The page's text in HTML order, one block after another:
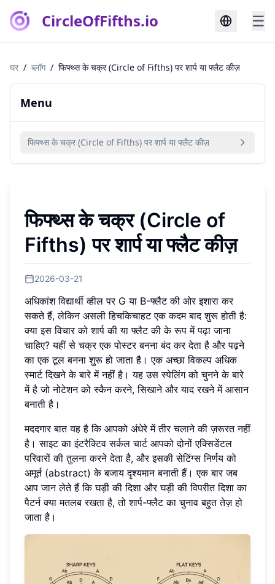
CircleOfFifths.io ☰
घर / ब्लॉग / फिफ्थ्स के चक्र (Circle of Fifths) पर शार्प या फ्लैट कीज़
Menu
फिफ्थ्स के चक्र (Circle of Fifths) पर शार्प या फ्लैट कीज़
फिफ्थ्स के चक्र (Circle of
Fifths) पर शार्प या फ्लैट कीज़
2026-03-21
अधिकांश विद्यार्थी व्हील पर G या B-फ्लैट की ओर इशारा कर
सकते हैं, लेकिन असली हिचकिचाहट एक कदम बाद शुरू होती है:
क्या इस विचार को शार्प की या फ्लैट की के रूप में पढ़ा जाना
चाहिए? यहीं से चक्र एक पोस्टर बनना बंद कर देता है और पढ़ने
का एक टूल बनना शुरू हो जाता है। एक अच्छा विकल्प अधिक
स्मार्ट दिखने के बारे में नहीं है। यह उस स्पेलिंग को चुनने के बारे
में है जो नोटेशन को स्कैन करने, सिखाने और याद रखने में आसान
बनाती है।
मददगार बात यह है कि आपको अंधेरे में तीर चलाने की ज़रूरत नहीं
है। साइट काइंटरैक्टिव सर्कल चार्टआपको दोनों एक्सिडेंटल
परिवारों की तुलना करने देता है, और इसकी सेटिंग्स निर्णय को
अमूर्त (abstract) के बजाय दृश्यमान बनाती हैं। एक बार जब
आप जान लेते हैं कि घड़ी की दिशा और घड़ी की विपरीत दिशा का
पैटर्न क्या मतलब रखता है, तो शार्प-फ्लैट का चुनाव बहुत तेज़ हो
जाता है।